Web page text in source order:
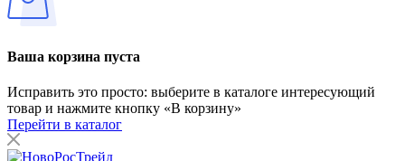
Ваша корзина пуста
Исправить это просто: выберите в каталоге интересующий
товар и нажмите кнопку «В корзину»
Перейти в каталог